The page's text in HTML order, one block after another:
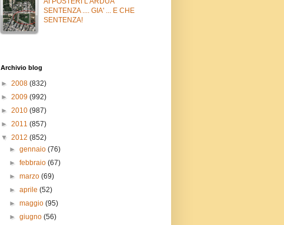
SENTENZA .... GIA' ... E CHE
SENTENZA!
Archivio blog
► 2008 (832)
► 2009 (992)
► 2010 (987)
► 2011 (857)
▼ 2012 (852)
►gennaio(76)
►febbraio(67)
►marzo(69)
►aprile(52)
►maggio(95)
►giugno(56)